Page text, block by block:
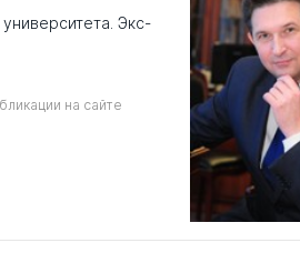
Экс-
на сайте